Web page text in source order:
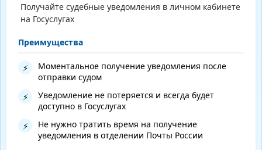
Получайте судебные уведомления в личном кабинете
на Госуслугах
Преимущества
⚡
Моментальное получение уведомления после
отправки судом
⚡
Уведомление не потеряется и всегда будет
доступно в Госуслугах
⚡
Не нужно тратить время на получение
уведомления в отделении Почты России